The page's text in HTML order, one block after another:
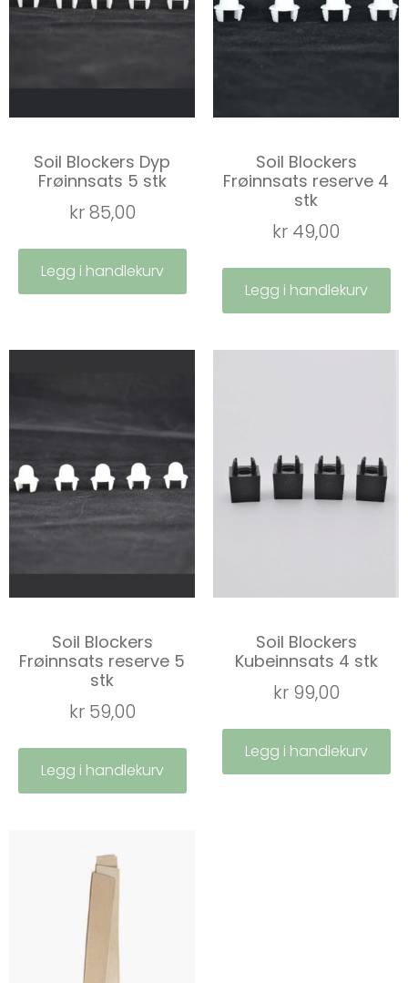
Soil Blockers Dyp
Frøinnsats 5 stk
kr85,00
Legg i handlekurv
Soil Blockers
Frøinnsats reserve 4
stk
kr 49,00
Legg i handlekurv
Soil Blockers
Frøinnsats reserve 5
stk
kr59,00
Legg i handlekurv
Soil Blockers
Kubeinnsats 4 stk
kr99,00
Legg i handlekurv